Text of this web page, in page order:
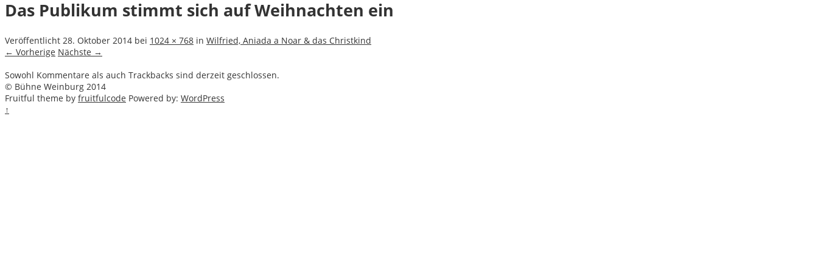
Das Publikum stimmt sich auf Weihnachten ein
Veröffentlicht 28. Oktober 2014 bei 1024 × 768 in Wilfried, Aniada a Noar & das Christkind
← Vorherige Nächste →
Sowohl Kommentare als auch Trackbacks sind derzeit geschlossen.
© Bühne Weinburg 2014
Fruitful theme by fruitfulcode Powered by: WordPress
↑